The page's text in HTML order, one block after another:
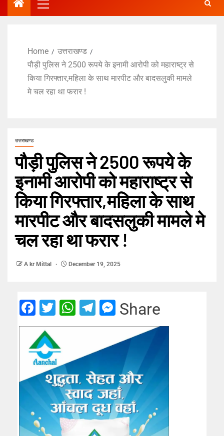
Home
उत्तराखण्ड
पौड़ी पुलिस ने 2500 रूपये के इनामी आरोपी को महाराष्ट्र से
किया गिरफ्तार,महिला के साथ मारपीट और बादसलुकी मामले
मे चल रहा था फरार !
उत्तराखण्ड
पौड़ी पुलिस ने 2500 रूपये के
इनामी आरोपी को महाराष्ट्र से
किया गिरफ्तार,महिला के साथ
मारपीट और बादसलुकी मामले मे
चल रहा था फरार !
A kr Mittal December 19, 2025
Facebook
TwitterWhatsApp
Telegram
Messenger
Share